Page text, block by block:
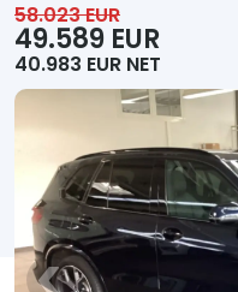
Motociclete
Autoutilitare
Alte tipuri vehicule
Despre Noi
58.023 EUR
49.589 EUR
40.983 EUR NET